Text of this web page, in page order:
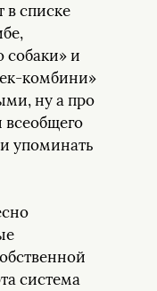
в списке
собаки» и
комбини»
ну а про
упоминать
система